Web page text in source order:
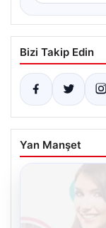
Bizi Takip Edin
Yan Manşet